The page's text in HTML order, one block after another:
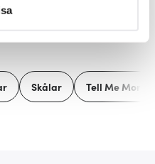
ditt samtycke när som
och annonserna
tror att du tycker om. Det
vår trafik och göra
Skålar Tell Me More